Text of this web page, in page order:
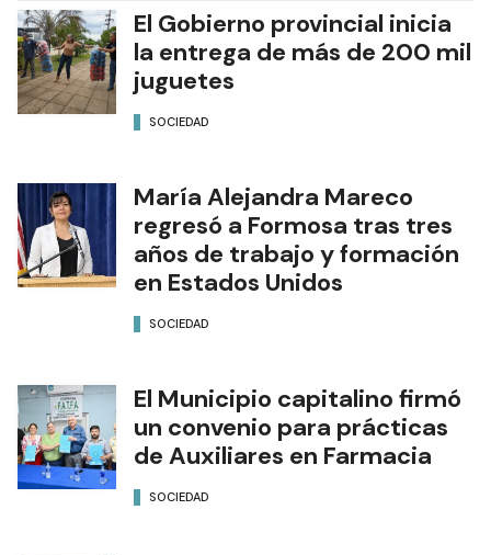
El Gobierno provincial inicia
la entrega de más de 200 mil
juguetes
SOCIEDAD
María Alejandra Mareco
regresó a Formosa tras tres
años de trabajo y formación
en Estados Unidos
SOCIEDAD
El Municipio capitalino firmó
un convenio para prácticas
de Auxiliares en Farmacia
SOCIEDAD